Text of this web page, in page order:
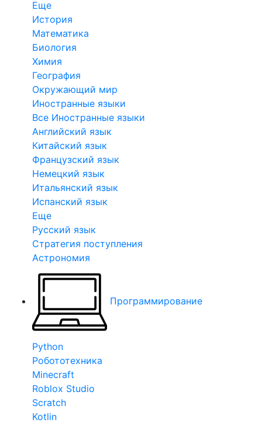
Еще
История
Математика
Биология
Химия
География
Окружающий мир
Иностранные языки
Все Иностранные языки
Английский язык
Китайский язык
Французский язык
Немецкий язык
Итальянский язык
Испанский язык
Еще
Русский язык
Стратегия поступления
Астрономия
Программирование
Python
Робототехника
Minecraft
Roblox Studio
Scratch
Kotlin